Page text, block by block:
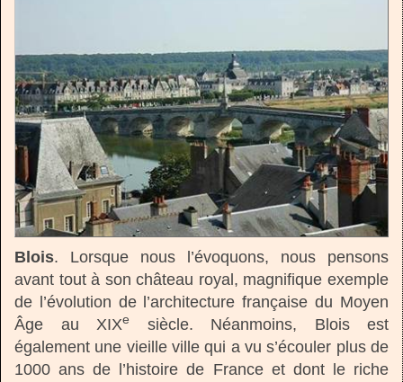
Blois. Lorsque nous l’évoquons, nous pensons
avant tout à son château royal, magnifique exemple
de l’évolution de l’architecture française du Moyen
Âge au XIXe
siècle. Néanmoins, Blois est
également une vieille ville qui a vu s’écouler plus de
1000 ans de l’histoire de France et dont le riche